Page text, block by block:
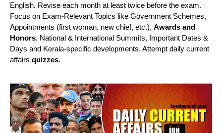
English. Revise each month at least twice before the exam.
Focus on Exam-Relevant Topics like Government Schemes,
Appointments (first woman, new chief, etc.), Awards and
Honors, National & International Summits, Important Dates &
Days and Kerala-specific developments. Attempt daily current
affairs quizzes.